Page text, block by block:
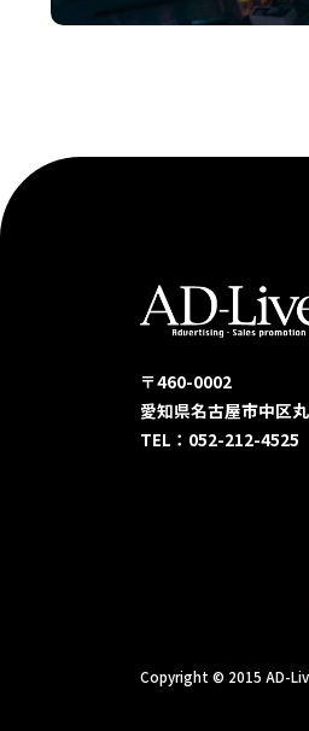
〒460-0002
愛知県名古屋市中区
TEL：052-212-4525
Copyright © 2015 AD-